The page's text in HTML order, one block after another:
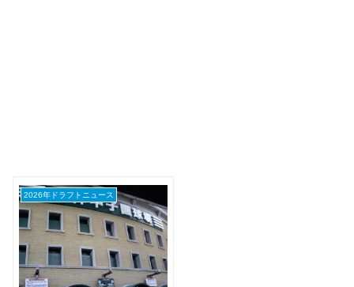
2026年ドラフトニュース